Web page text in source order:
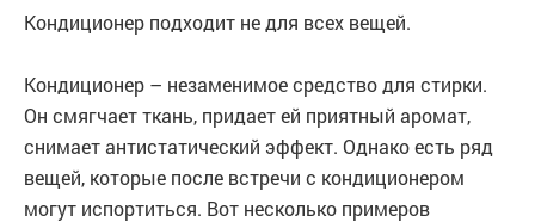
Кондиционер подходит не для всех вещей.
Кондиционер – незаменимое средство для стирки.
Он смягчает ткань, придает ей приятный аромат,
снимает антистатический эффект. Однако есть ряд
вещей, которые после встречи с кондиционером
могут испортиться. Вот несколько примеров